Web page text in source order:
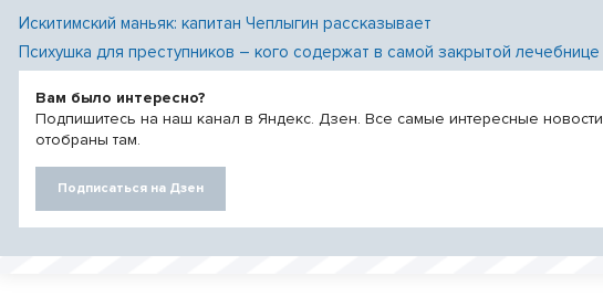
Искитимский маньяк: капитан Чеплыгин рассказывает
Психушка для преступников – кого содержат в самой закрытой
Вам было интересно?
Подпишитесь на наш канал в Яндекс. Дзен. Все самые интересные новости
отобраны там.
Подписаться на Дзен